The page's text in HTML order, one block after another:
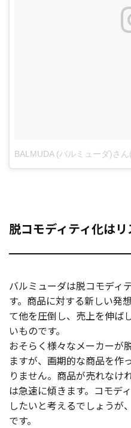
脱コモディティ化は
バルミューダは脱コモディ
す。商品に対する新しい発
て他を圧倒し、売上を伸ば
いものです。
おそらく様々なメーカーが
ますが、画期的な商品を作
りません。商品が売れなけ
は急速に傾きます。コモデ
したいと考えるでしょうが
です。